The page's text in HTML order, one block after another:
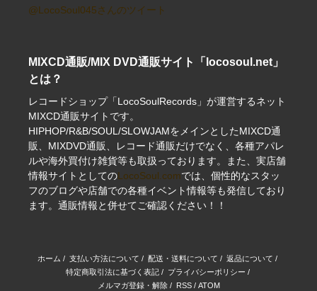
@LocoSoul045さんのツイート
MIXCD通販/MIX DVD通販サイト「locosoul.net」
とは？
レコードショップ「LocoSoulRecords」が運営するネット
MIXCD通販サイトです。
HIPHOP/R&B/SOUL/SLOWJAMをメインとしたMIXCD通
販、MIXDVD通販、レコード通販だけでなく、各種アパレ
ルや海外買付け雑貨等も取扱っております。また、実店舗
情報サイトとしてのLocoSoul.comでは、個性的なスタッ
フのブログや店舗での各種イベント情報等も発信しており
ます。通販情報と併せてご確認ください！！
ホーム / 支払い方法について / 配送・送料について / 返品について /
特定商取引法に基づく表記/ プライバシーポリシー /
メルマガ登録・解除/ RSS/ ATOM